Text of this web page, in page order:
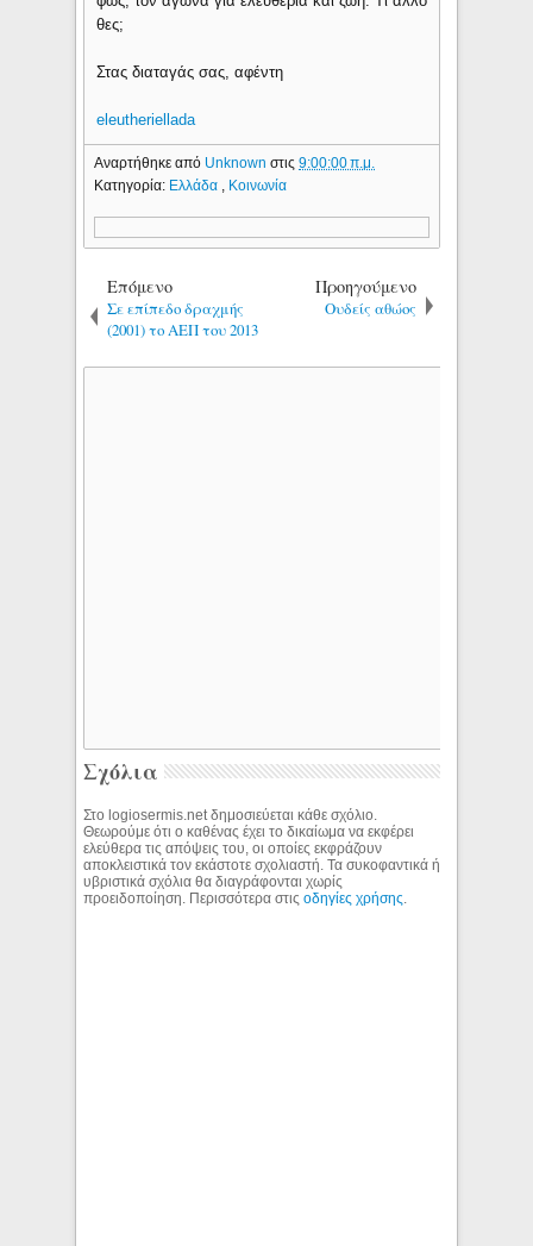
θες;
Στας διαταγάς σας, αφέντη
eleutheriellada
Αναρτήθηκε από Unknownστις9:00:00 π.μ.
Κατηγορία: Ελλάδα Κοινωνία
Επόμενο
Σε επίπεδο δραχμής
(2001) το ΑΕΠ του 2013
Προηγούμενο
Ουδείς αθώος
Σχόλια
Στο logiosermis.net δημοσιεύεται κάθε σχόλιο.
Θεωρούμε ότι ο καθένας έχει το δικαίωμα να εκφέρει
ελεύθερα τις απόψεις του, οι οποίες εκφράζουν
αποκλειστικά τον εκάστοτε σχολιαστή. Τα συκοφαντικά ή
υβριστικά σχόλια θα διαγράφονται χωρίς
προειδοποίηση. Περισσότερα στιςοδηγίες χρήσης